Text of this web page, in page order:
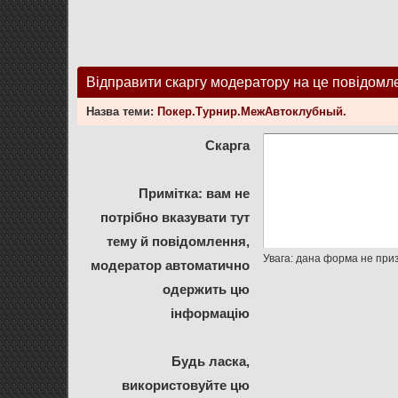
Відправити скаргу модератору на це
Назва теми: Покер.Турнир.МежАвтоклубный.
Скарга
Примітка: вам не
потрібно вказувати тут
тему й повідомлення,
модератор автоматично
одержить цю
інформацію
Будь ласка,
використовуйте цю